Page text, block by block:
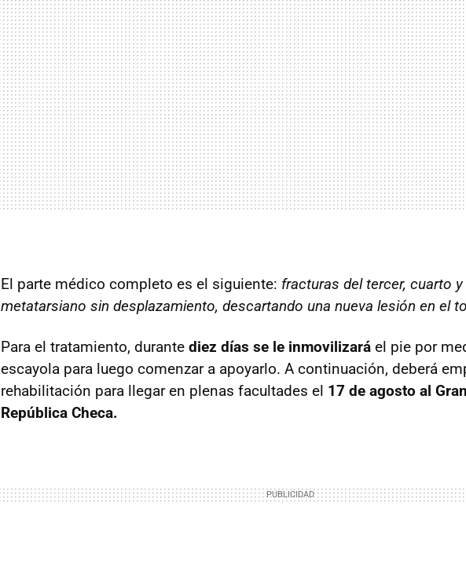
El parte médico completo es el siguiente: fracturas del tercer, cuarto
metatarsiano sin desplazamiento, descartando una nueva lesión en el
Para el tratamiento, durante diez días se le inmovilizará el pie por
escayola para luego comenzar a apoyarlo. A continuación, deberá
rehabilitación para llegar en plenas facultades el 17 de agosto al
República Checa.